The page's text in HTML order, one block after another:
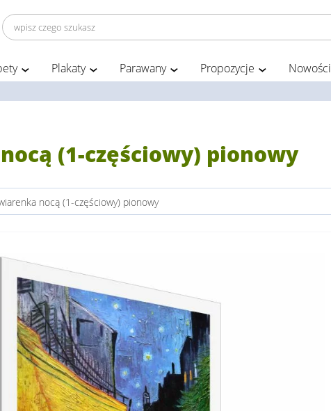
Plakaty Parawany Propozycje Nowości
(1-częściowy) pionowy
nocą (1-częściowy) pionowy